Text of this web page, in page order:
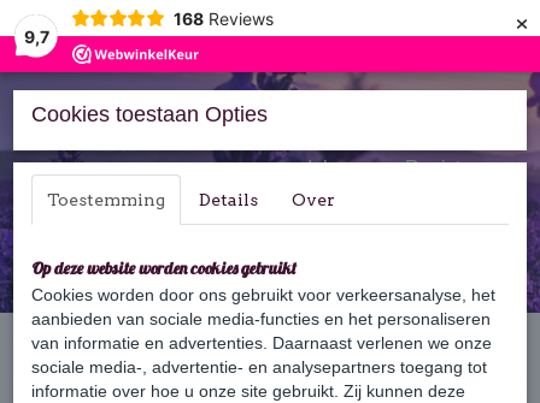
9,7
168 Reviews ×
Inloggen Registreren
Home › Accessoires › Zeepbakje › Bamboe Bar plankje vierkant
Cookies toestaan Opties
Toestemming Details Over
Op deze website worden cookies gebruikt
Cookies worden door ons gebruikt voor verkeersanalyse, het
aanbieden van sociale media-functies en het personaliseren
van informatie en advertenties. Daarnaast verlenen we onze
sociale media-, advertentie- en analysepartners toegang tot
informatie over hoe u onze site gebruikt. Zij kunnen deze